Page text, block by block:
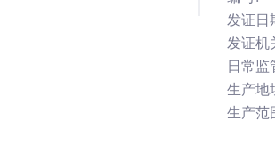
发证日
发证机
日常监
生产地
生产范